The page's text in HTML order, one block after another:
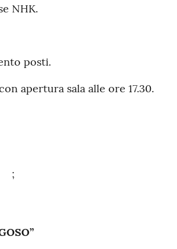
NHK.
posti.
apertura sala alle ore 17.30.
;